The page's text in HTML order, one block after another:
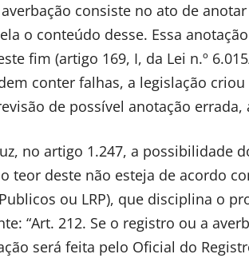
consiste no ato de
o conteúdo desse. Essa
fim (artigo 169, I, da Lei n.º
conter falhas, a legislação
de possível anotação
no artigo 1.247, a possibilidade
teor deste não esteja de acordo
ou LRP), que disciplina o
“Art. 212. Se o registro ou a
será feita pelo Oficial do